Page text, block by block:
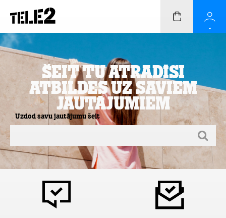
Šeit Tu atradīsi
atbildes uz saviem
jautājumiem
Uzdod savu jautājumu šeit